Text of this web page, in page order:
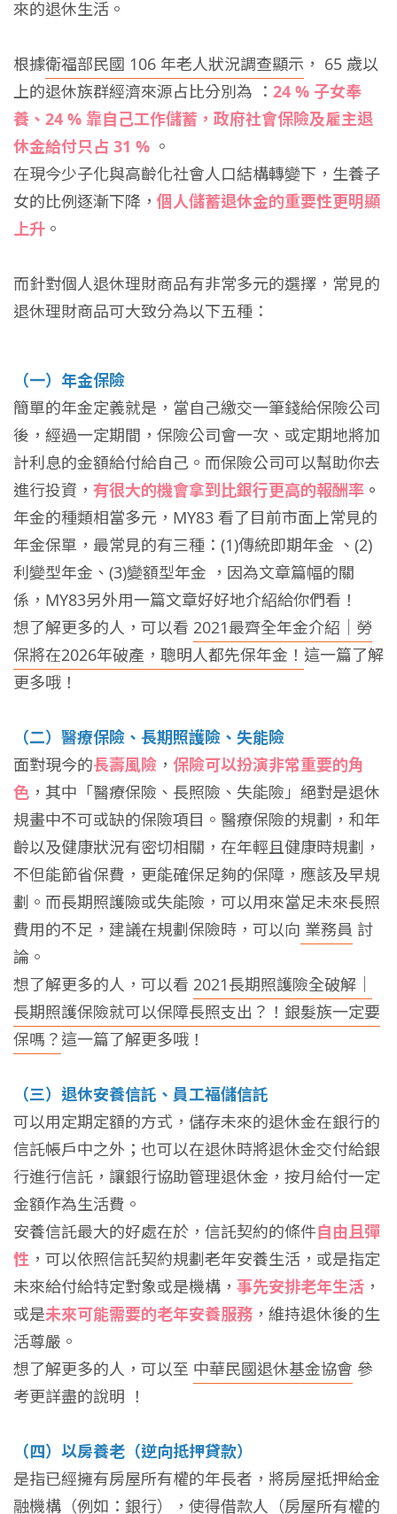
來的退休生活。
根據衛福部民國 106 年老人狀況調查顯示 ， 65 歲以
上的退休族群經濟來源占比分別為 ： 24 % 子女奉
養、24 % 靠自己工作儲蓄，政府社會保險及雇主退
休金給付只占 31 % 。
在現今少子化與高齡化社會人口結構轉變下，生養子
女的比例逐漸下降， 個人儲蓄退休金的重要性更明顯
上升 。
而針對個人退休理財商品有非常多元的選擇，常見的
退休理財商品可大致分為以下五種：
（一）年金保險
簡單的年金定義就是，當自己繳交一筆錢給保險公司
後，經過一定期間，保險公司會一次、或定期地將加
計利息的金額給付給自己。而保險公司可以幫助你去
進行投資， 有很大的機會拿到比銀行更高的報酬率 。
年金的種類相當多元，MY83 看了目前市面上常見的
年金保單，最常見的有三種：(1)傳統即期年金 、(2)
利變型年金、(3)變額型年金 ，因為文章篇幅的關
係，MY83另外用一篇文章好好地介紹給你們看！
想了解更多的人，可以看 2021最齊全年金介紹｜勞
保將在2026年破產，聰明人都先保年金！ 這一篇了解
更多哦！
（二）醫療保險、長期照護險、失能險
面對現今的長壽風險 ， 保險可以扮演非常重要的角
色 ，其中「醫療保險、長照險、失能險」絕對是退休
規畫中不可或缺的保險項目。醫療保險的規劃，和年
齡以及健康狀況有密切相關，在年輕且健康時規劃，
不但能節省保費，更能確保足夠的保障，應該及早規
劃。而長期照護險或失能險，可以用來當足未來長照
費用的不足，建議在規劃保險時，可以向 業務員 討
論。
想了解更多的人，可以看 2021長期照護險全破解｜
長期照護保險就可以保障長照支出？！銀髮族一定要
保嗎？ 這一篇了解更多哦！
（三）退休安養信託、員工福儲信託
可以用定期定額的方式，儲存未來的退休金在銀行的
信託帳戶中之外；也可以在退休時將退休金交付給銀
行進行信託，讓銀行協助管理退休金，按月給付一定
金額作為生活費。
安養信託最大的好處在於，信託契約的條件自由且彈
性 ，可以依照信託契約規劃老年安養生活，或是指定
未來給付給特定對象或是機構， 事先安排老年生活 ，
或是未來可能需要的老年安養服務 ，維持退休後的生
活尊嚴。
想了解更多的人，可以至 中華民國退休基金協會 參
考更詳盡的說明 ！
（四）以房養老（逆向抵押貸款）
是指已經擁有房屋所有權的年長者，將房屋抵押給金
融機構（例如：銀行），使得借款人（房屋所有權的